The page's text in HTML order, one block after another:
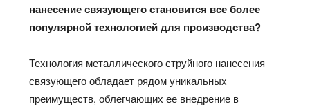
нанесение связующего становится все более
популярной технологией для производства?
Технология металлического струйного нанесения
связующего обладает рядом уникальных
преимуществ, облегчающих ее внедрение в